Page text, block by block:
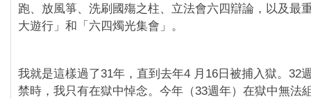
跑、放風箏、洗刷國殤之柱、立法會六四辯論，以及最
大遊行」和「六四燭光集會」。
我就是這樣過了31年，直到去年4 月16日被捕入獄。32
禁時，我只有在獄中悼念。今年（33週年）在獄中無法